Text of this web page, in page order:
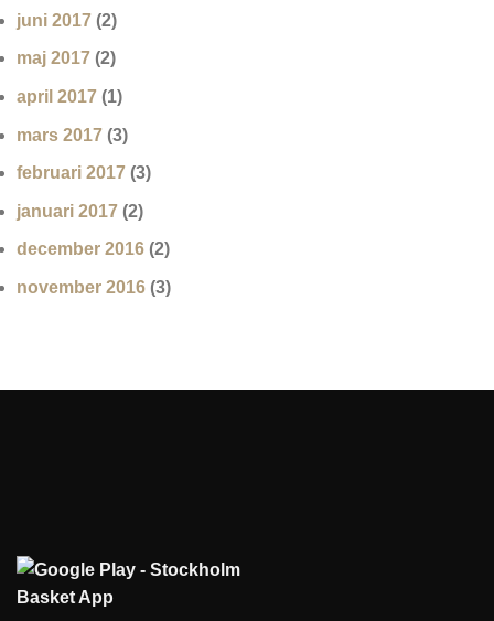
juni 2017 (2)
maj 2017 (2)
april 2017 (1)
mars 2017 (3)
februari 2017 (3)
januari 2017 (2)
december 2016 (2)
november 2016 (3)